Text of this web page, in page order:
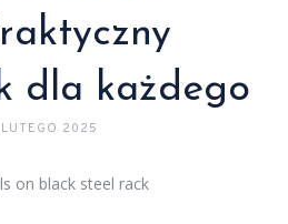
dla każdego
LUTEGO 2025